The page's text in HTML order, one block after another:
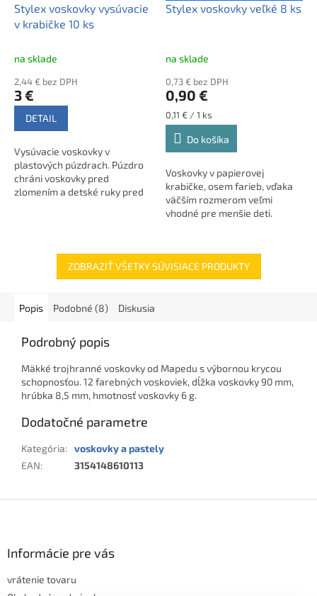
Stylex voskovky vysúvacie
v krabičke 10 ks
na sklade
2,44 € bez DPH
3 €
DETAIL
Vysúvacie voskovky v
plastových púzdrach. Púzdro
chráni voskovky pred
zlomením a detské ruky pred
Stylex voskovky veľké 8 ks
na sklade
0,73 € bez DPH
0,90 €
Jednotková
cena:
0,11 € / 1 ks
Do košíka
Voskovky v papierovej
krabičke, osem farieb, vďaka
väčším rozmerom veľmi
vhodné pre menšie deti.
ZOBRAZIŤ VŠETKY SÚVISIACE PRODUKTY
Popis Podobné (8) Diskusia
Podrobný popis
Mäkké trojhranné voskovky od Mapedu s výbornou krycou
schopnosťou. 12 farebných voskoviek, dĺžka voskovky 90 mm,
hrúbka 8,5 mm, hmotnosť voskovky 6 g.
Dodatočné parametre
Kategória: voskovky a pastely
EAN: 3154148610113
Informácie pre vás
vrátenie tovaru